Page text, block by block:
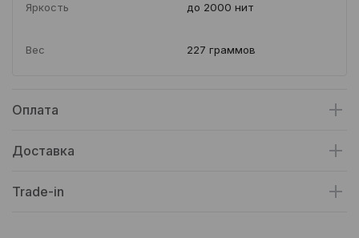
Яркость до 2000 нит
Вес 227 граммов
Оплата
Доставка
Trade-in